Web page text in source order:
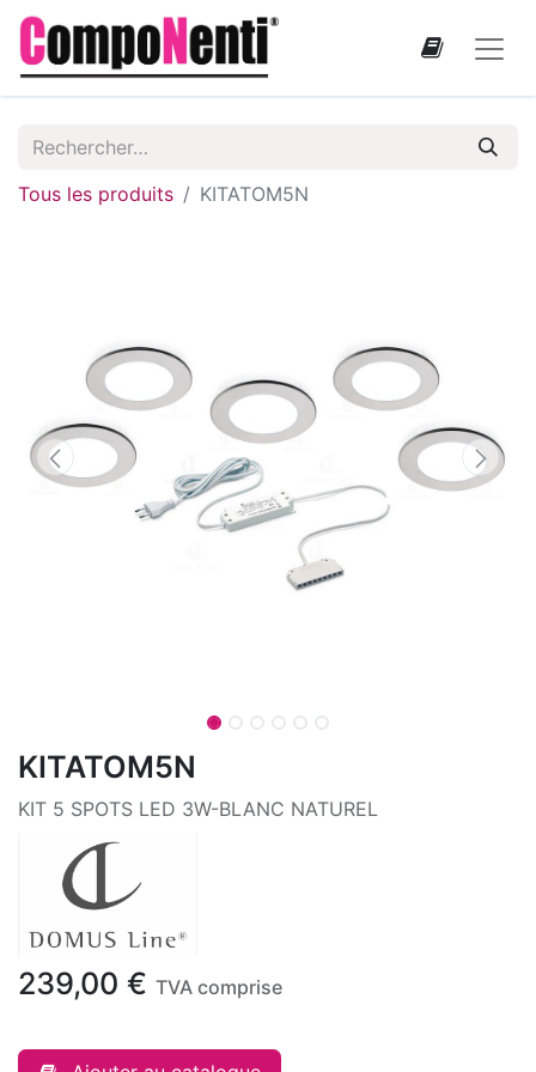
Tous les produits KITATOM5N
KITATOM5N
KIT 5 SPOTS LED 3W-BLANC NATUREL
239,00 € TVA comprise